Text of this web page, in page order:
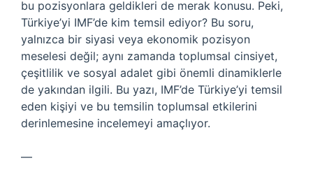
bu pozisyonlara geldikleri de merak konusu. Peki,
Türkiye’yi IMF’de kim temsil ediyor? Bu soru,
yalnızca bir siyasi veya ekonomik pozisyon
meselesi değil; aynı zamanda toplumsal cinsiyet,
çeşitlilik ve sosyal adalet gibi önemli dinamiklerle
de yakından ilgili. Bu yazı, IMF’de Türkiye’yi temsil
eden kişiyi ve bu temsilin toplumsal etkilerini
derinlemesine incelemeyi amaçlıyor.
—